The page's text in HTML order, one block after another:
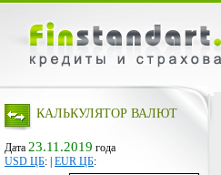
КАЛЬКУЛЯТОР ВАЛЮТ
Дата 23.11.2019 года
USD ЦБ: EUR ЦБ: